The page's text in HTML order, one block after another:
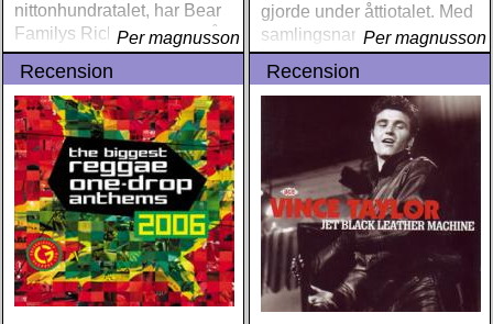
nittonhundratalet, har Bear
Familys Richard Weize nått
en unik position som både
folkbildare och arkivarie
Per magnusson
gjorde under åttiotalet. Med
samlingsnamnet “Collector
´s Edition” kommer
sammanlagt tre volymer
inom kort att glädja oss
förväntansfulla Juppaneser
Per magnusson
Recension Recension